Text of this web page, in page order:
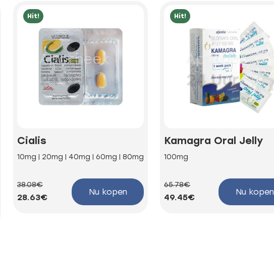
Hit!
Cialis
10mg | 20mg | 40mg | 60mg | 80mg
38.08€
28.63€
Nu kopen
Hit!
Kamagra Oral Jelly
100mg
65.78€
49.45€
Nu kopen